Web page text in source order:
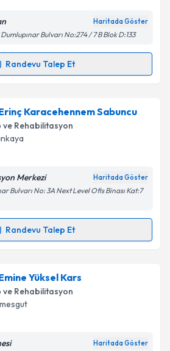
işlenmesine ilişkin
Aydınlatma
ve kişisel verilerimin belirtilen
kabul ediyorum.
Haritada Göster
Bulvarı No:274 / 7 B Blok D:133
Randevu Talep Et
Talebi
Bormaniçin randevu takvimi talebi
uzmandan randevu almanız için bir
e-posta ile bilgilendireceğiz.
işlenmesine ilişkinAydınlatma
ve kişisel verilerimin belirtilen
kabul ediyorum.
Talebini Gönder
Karacehennem Sabuncu
ve Rehabilitasyon
Merkezi Haritada Göster
Bulvarı No: 3A Next Level Ofis Binası Kat:7
Randevu Talep Et
Talebi
Sabuncu
oluşturun. Size bu uzmandan
için bir takvim hazırlandığında e-
Yüksel Kars
ve Rehabilitasyon
Haritada Göster